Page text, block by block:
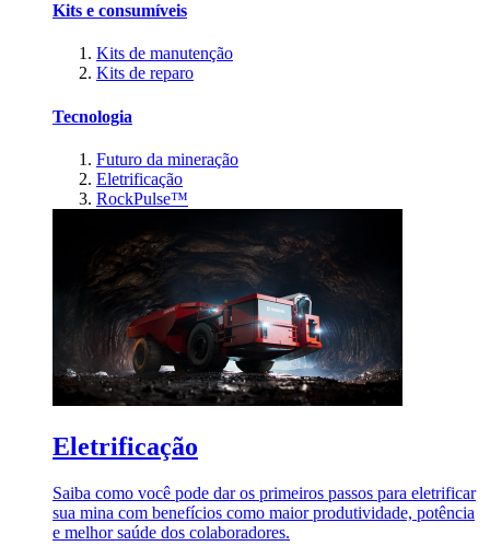
Kits e consumíveis
Kits de manutenção
Kits de reparo
Tecnologia
Futuro da mineração
Eletrificação
RockPulse™
Eletrificação
Saiba como você pode dar os primeiros passos para eletrificar
sua mina com benefícios como maior produtividade, potência
e melhor saúde dos colaboradores.